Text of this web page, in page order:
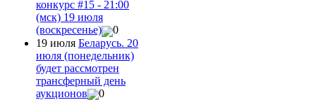
конкурс #15 - 21:00
(мск) 19 июля
(воскресенье)
0
19 июля Беларусь. 20
июля (понедельник)
будет рассмотрен
трансферный день
аукционов
0